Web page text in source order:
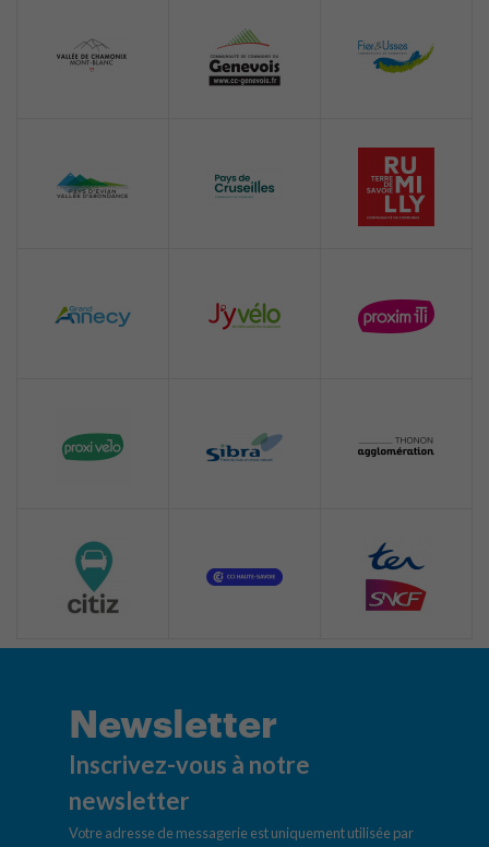
Newsletter
Inscrivez-vous à notre
newsletter
Votre adresse de messagerie est uniquement utilisée par